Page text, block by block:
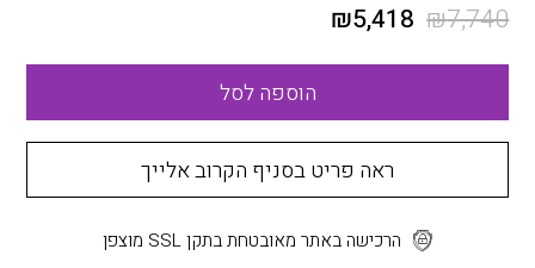
₪7,740
₪5,418
הוספה לסל
ראה פריט בסניף הקרוב אלייך
הרכישה באתר מאובטחת בתקן SSL מוצפן